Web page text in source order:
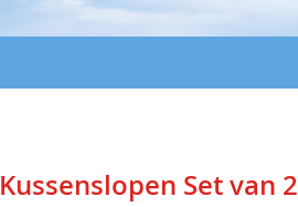
Set van 2